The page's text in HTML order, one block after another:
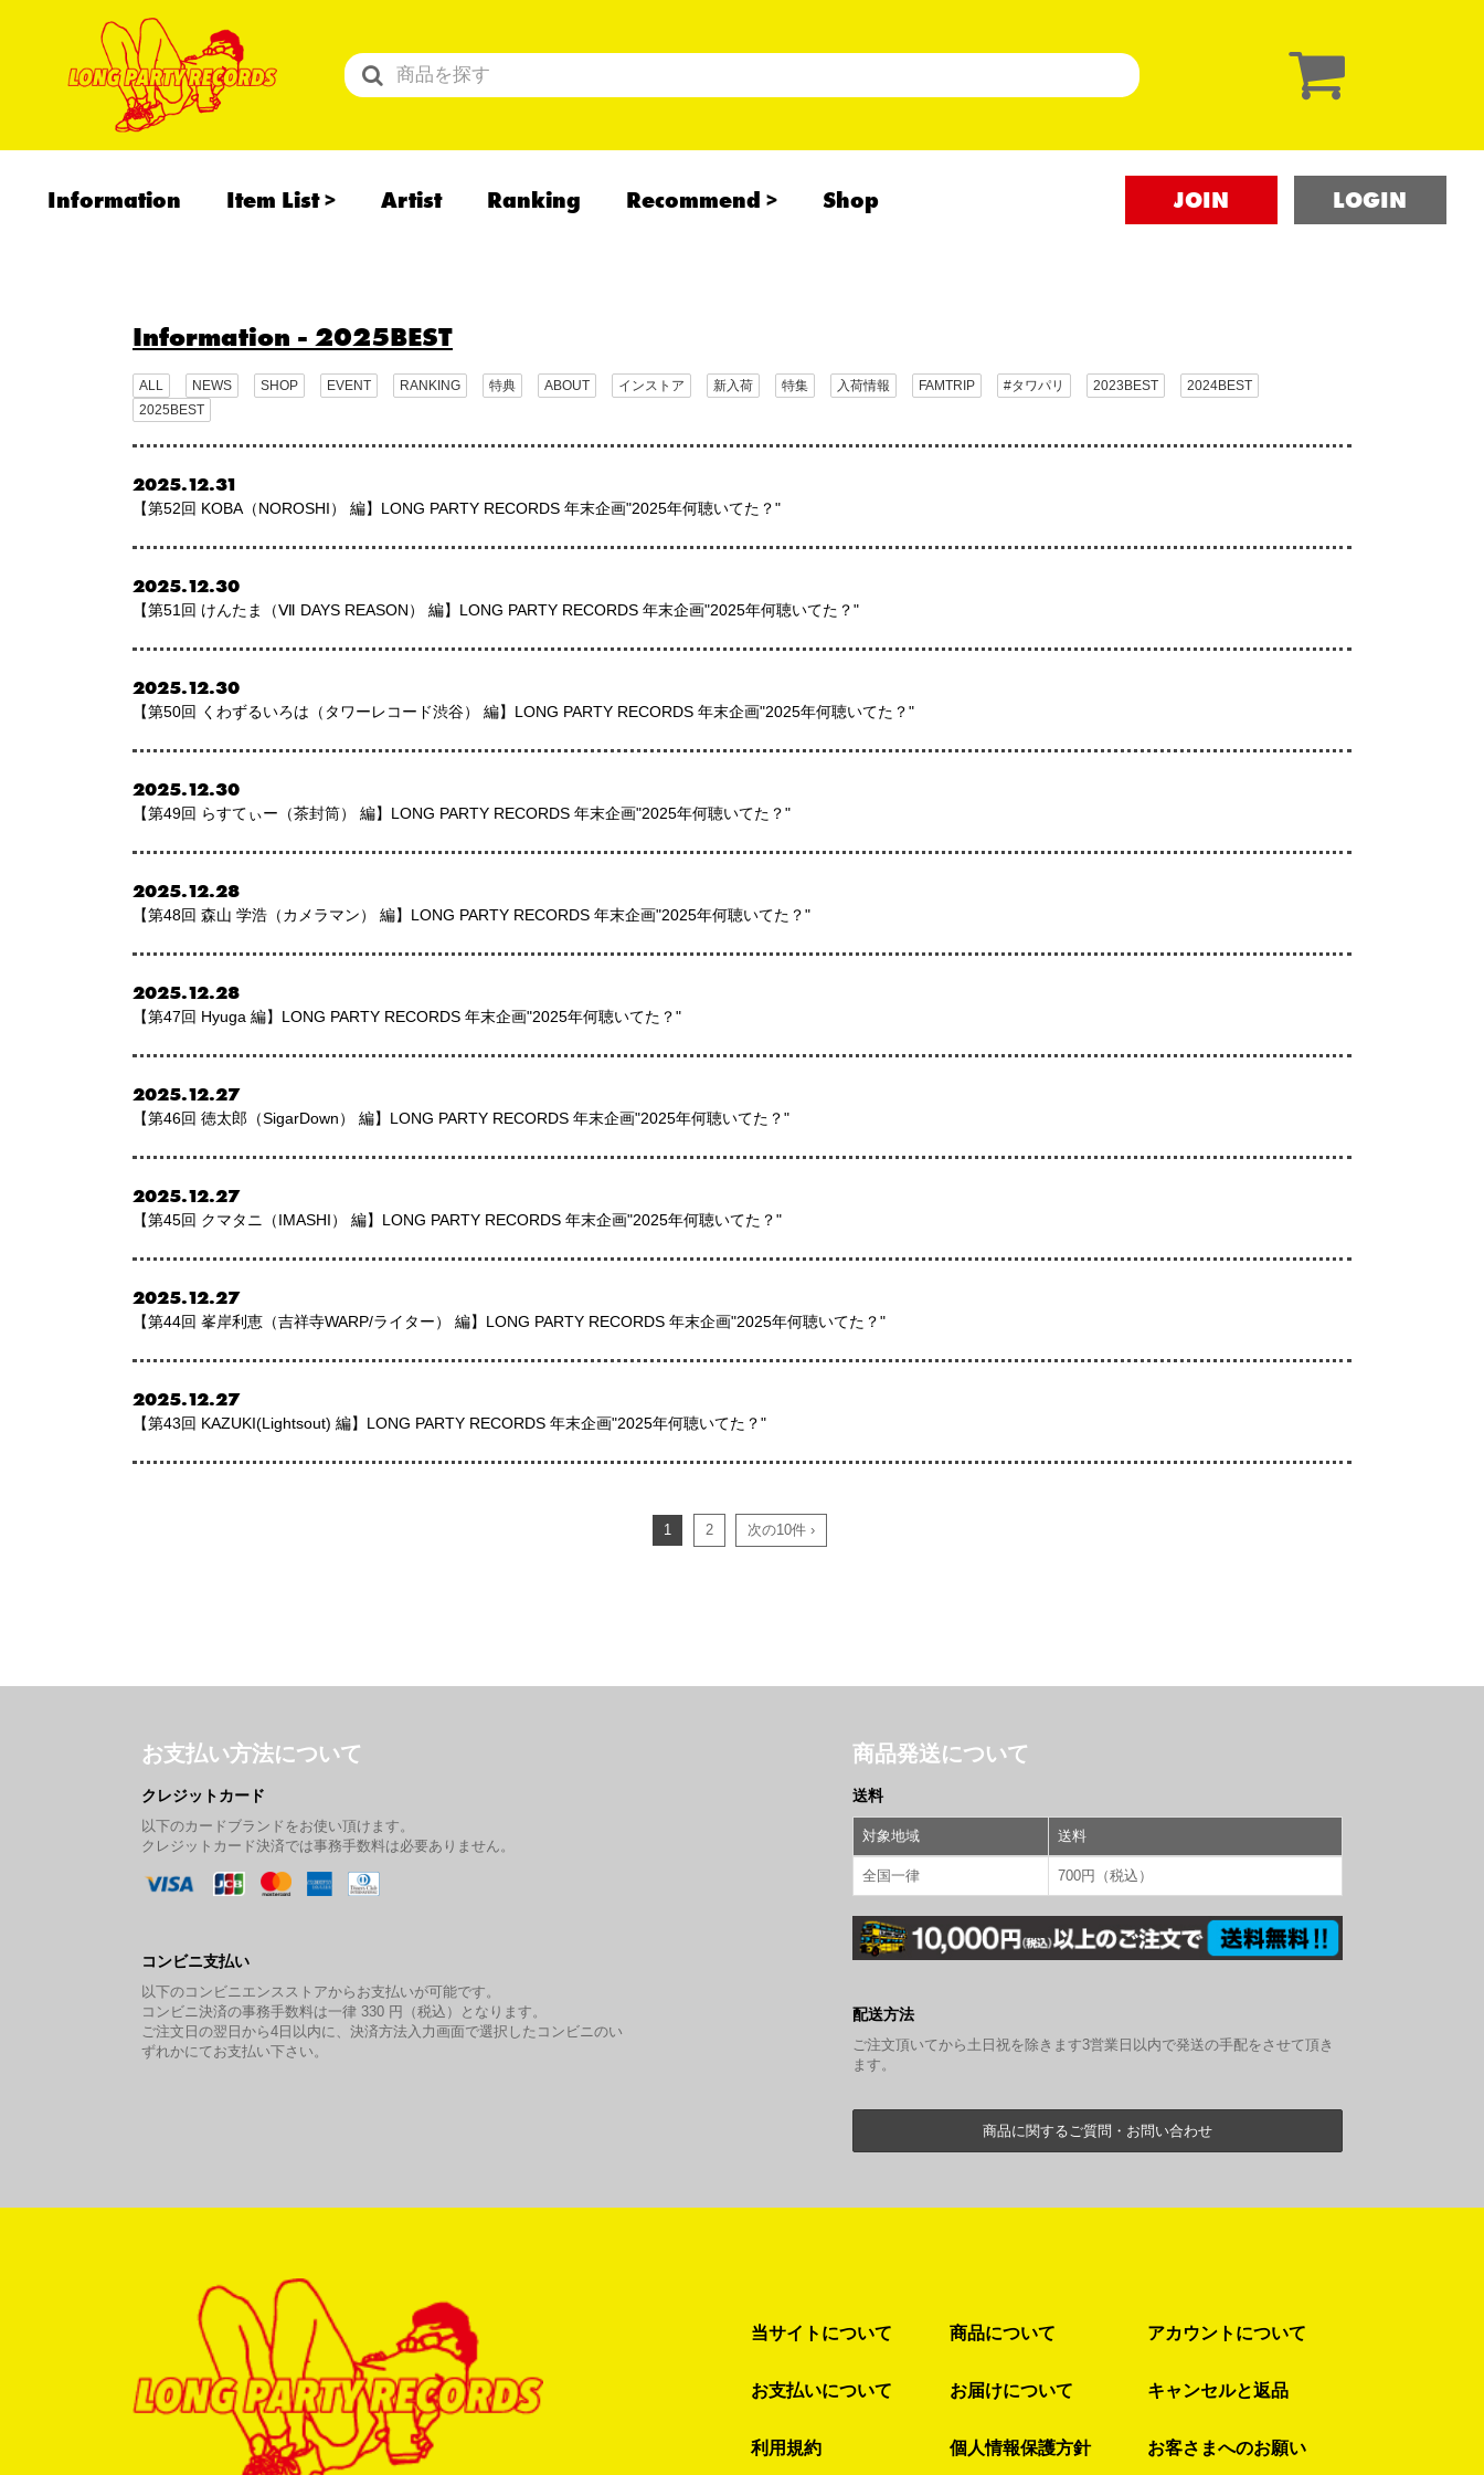
Information Item List Artist Ranking Recommend Shop JOIN LOGIN
Information - 2025BEST
ALL NEWS SHOP EVENT RANKING 特典 ABOUT インストア 新入荷 特集 入荷情報 FAMTRIP #タワパリ 2023BEST
2024BEST
2025BEST
2025.12.31
【第52回 KOBA（NOROSHI） 編】LONG PARTY RECORDS 年末企画"2025年何聴いてた？"
2025.12.30
【第51回 けんたま（Ⅶ DAYS REASON） 編】LONG PARTY RECORDS 年末企画"2025年何聴いてた？"
2025.12.30
【第50回 くわずるいろは（タワーレコード渋谷） 編】LONG PARTY RECORDS 年末企画"2025年何聴いてた？"
2025.12.30
【第49回 らすてぃー（茶封筒） 編】LONG PARTY RECORDS 年末企画"2025年何聴いてた？"
2025.12.28
【第48回 森山 学浩（カメラマン） 編】LONG PARTY RECORDS 年末企画"2025年何聴いてた？"
2025.12.28
【第47回 Hyuga 編】LONG PARTY RECORDS 年末企画"2025年何聴いてた？"
2025.12.27
【第46回 徳太郎（SigarDown） 編】LONG PARTY RECORDS 年末企画"2025年何聴いてた？"
2025.12.27
【第45回 クマタニ（IMASHI） 編】LONG PARTY RECORDS 年末企画"2025年何聴いてた？"
2025.12.27
【第44回 峯岸利恵（吉祥寺WARP/ライター） 編】LONG PARTY RECORDS 年末企画"2025年何聴いてた？"
2025.12.27
【第43回 KAZUKI(Lightsout) 編】LONG PARTY RECORDS 年末企画"2025年何聴いてた？"
1 2 次の10件 ›
お支払い方法について
クレジットカード
以下のカードブランドをお使い頂けます。
クレジットカード決済では事務手数料は必要ありません。
コンビニ支払い
以下のコンビニエンスストアからお支払いが可能です。
コンビニ決済の事務手数料は一律 330 円（税込）となります。
ご注文日の翌日から4日以内に、決済方法入力画面で選択したコンビニのい
ずれかにてお支払い下さい。
商品発送について
送料
対象地域 送料
全国一律 700円（税込）
配送方法
ご注文頂いてから土日祝を除きます3営業日以内で発送の手配をさせて頂き
ます。
商品に関するご質問・お問い合わせ
当サイトについて 商品について アカウントについて
お支払いについて お届けについて キャンセルと返品
利用規約 個人情報保護方針 お客さまへのお願い